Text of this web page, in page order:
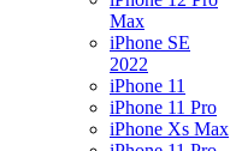
Max
iPhone SE
2022
iPhone 11
iPhone 11 Pro
iPhone Xs Max